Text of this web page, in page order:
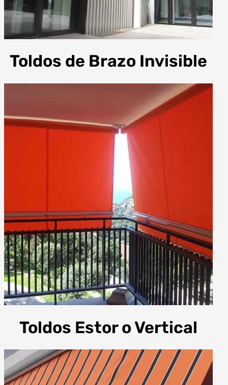
Toldos de Brazo Invisible
Toldos Estor o Vertical